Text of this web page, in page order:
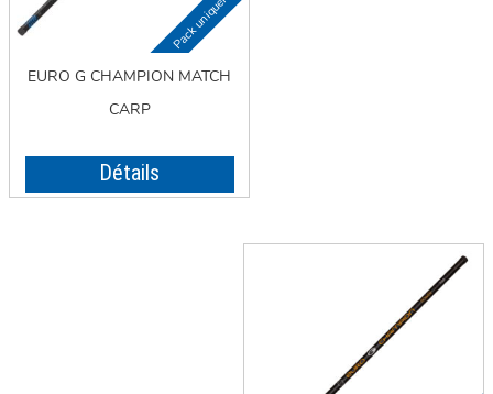
EURO G CHAMPION MATCH
CARP
Détails